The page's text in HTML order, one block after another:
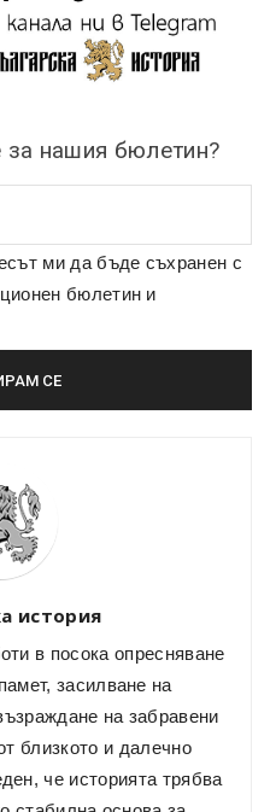
за нашия бюлетин?
ми да бъде съхранен с
бюлетин и
история
в посока опресняване
засилване на
на забравени
близкото и далечно
че историята трябва